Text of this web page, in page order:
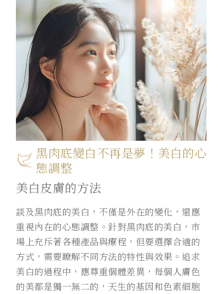
黑肉底變白不再是夢！美白的心
態調整
美白皮膚的方法
談及黑肉底的美白，不僅是外在的變化，還應
重視內在的心態調整。針對黑肉底的美白，市
場上充斥著各種產品與療程，但要選擇合適的
方式，需要瞭解不同方法的特性與效果。追求
美白的過程中，應尊重個體差異，每個人膚色
的美都是獨一無二的，天生的基因和色素細胞